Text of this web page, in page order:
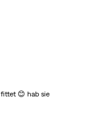
😊 hab sie